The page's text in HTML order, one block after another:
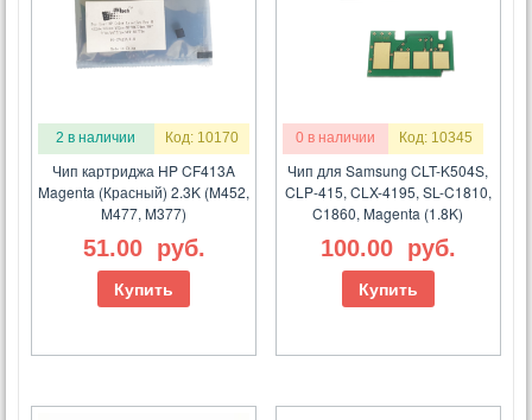
2 в наличии Код: 10170
Чип картриджа HP CF413A
Magenta (Красный) 2.3K (M452,
M477, M377)
51.00 руб.
Купить
0 в наличии Код: 10345
Чип для Samsung CLT-K504S,
CLP-415, CLX-4195, SL-C1810,
C1860, Magenta (1.8K)
100.00 руб.
Купить